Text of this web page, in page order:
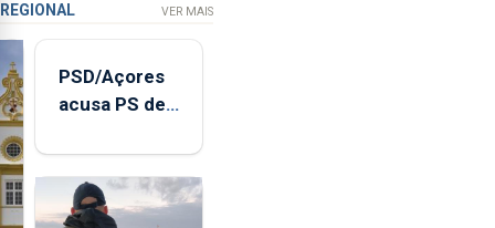
REGIONAL VER MAIS
PSD/Açores
acusa PS de
contraditória"
sobre
evolução